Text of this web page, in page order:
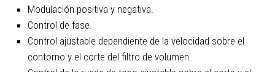
Modulación positiva y negativa.
Control de fase.
Control ajustable dependiente de la velocidad sobre el
contorno y el corte del filtro de volumen.